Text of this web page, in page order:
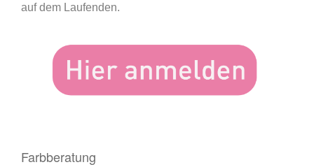
auf dem Laufenden.
Farbberatung